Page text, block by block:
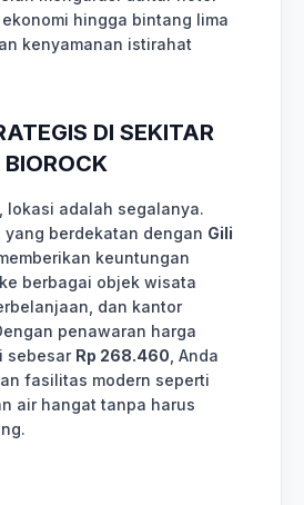
hingga bintang lima
kenyamanan istirahat
DI SEKITAR
BIOROCK
lokasi adalah segalanya.
yang berdekatan dengan Gili
keuntungan
berbagai objek wisata
dan kantor
penawaran harga
sebesar Rp 268.460 , Anda
fasilitas modern seperti
air hangat tanpa harus